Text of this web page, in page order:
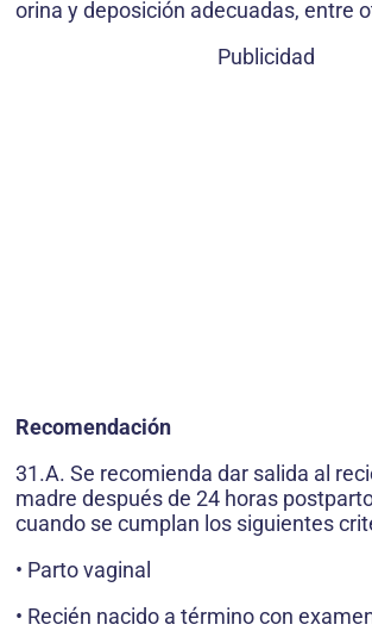
orina y deposición adecuadas, entre
Publicidad
Recomendación
31.A. Se recomienda dar salida al
madre después de 24 horas
cuando se cumplan los siguientes
• Parto vaginal
• Recién nacido a término con